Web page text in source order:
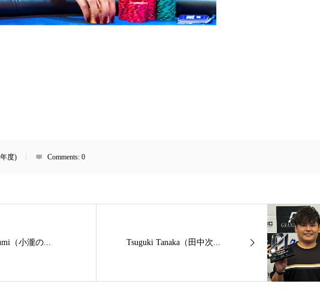
度) Comments: 0
（小瀧の... Tsuguki Tanaka（田中次...